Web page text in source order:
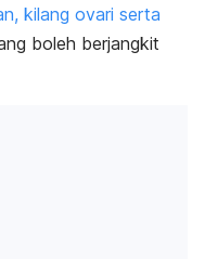
kilang ovari serta
boleh berjangkit